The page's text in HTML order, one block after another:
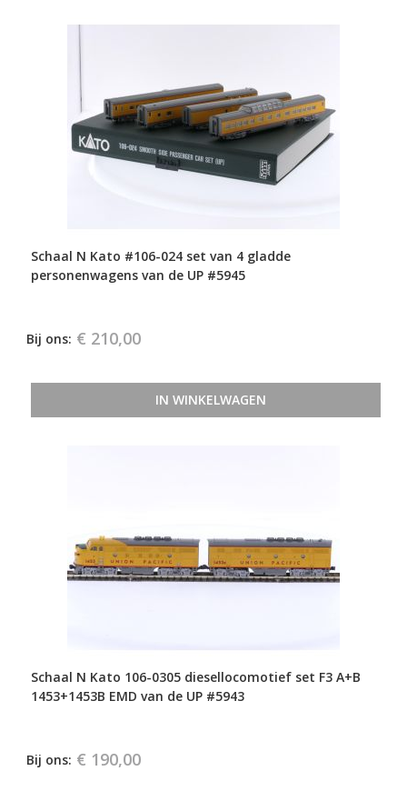
Schaal N Kato #106-024 set van 4 gladde
personenwagens van de UP #5945
Bij ons: € 210,00
IN WINKELWAGEN
Schaal N Kato 106-0305 diesellocomotief set F3 A+B
1453+1453B EMD van de UP #5943
Bij ons: € 190,00